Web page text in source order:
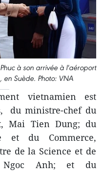
à son arrivée à l'aéroport
Suède. Photo: VNA
vietnamien est
du ministre-chef du
Mai Tien Dung; du
et du Commerce,
de la Science et de
Ngoc Anh; et du